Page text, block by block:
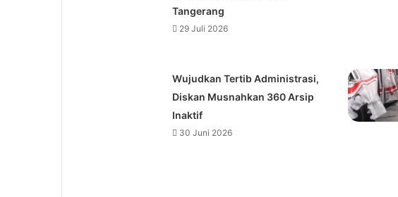
Tangerang
29 Juli 2026
Wujudkan Tertib Administrasi,
Diskan Musnahkan 360 Arsip
Inaktif
30 Juni 2026